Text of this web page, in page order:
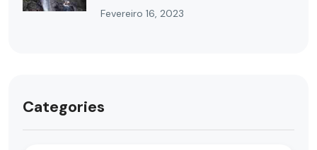
Fevereiro 16, 2023
Categories